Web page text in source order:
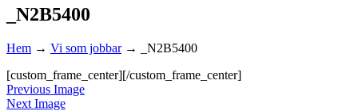
_N2B5400
Hem → Vi som jobbar→
_N2B5400
[custom_frame_center][/custom_frame_center]
Previous Image
Next Image